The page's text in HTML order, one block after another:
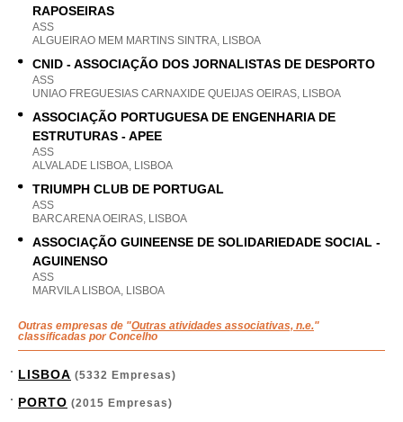
RAPOSEIRAS
ASS
ALGUEIRAO MEM MARTINS SINTRA, LISBOA
CNID - ASSOCIAÇÃO DOS JORNALISTAS DE DESPORTO
ASS
UNIAO FREGUESIAS CARNAXIDE QUEIJAS OEIRAS, LISBOA
ASSOCIAÇÃO PORTUGUESA DE ENGENHARIA DE
ESTRUTURAS - APEE
ASS
ALVALADE LISBOA, LISBOA
TRIUMPH CLUB DE PORTUGAL
ASS
BARCARENA OEIRAS, LISBOA
ASSOCIAÇÃO GUINEENSE DE SOLIDARIEDADE SOCIAL -
AGUINENSO
ASS
MARVILA LISBOA, LISBOA
Outras empresas de "Outras atividades associativas, n.e."
classificadas por Concelho
LISBOA (5332 Empresas)
PORTO (2015 Empresas)